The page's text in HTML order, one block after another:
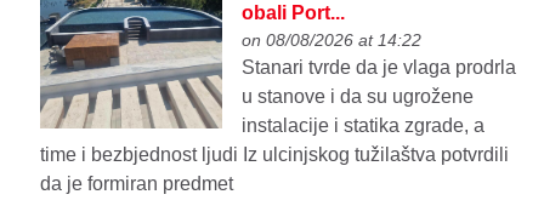
obali Port...
on 08/08/2026 at 14:22
Stanari tvrde da je vlaga prodrla
u stanove i da su ugrožene
instalacije i statika zgrade, a
time i bezbjednost ljudi Iz ulcinjskog tužilaštva potvrdili
da je formiran predmet